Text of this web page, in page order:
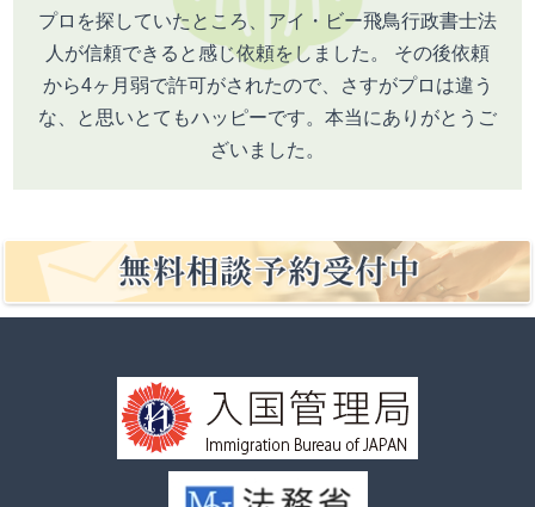
プロを探していたところ、アイ・ビー飛鳥行政書士法
人が信頼できると感じ依頼をしました。 その後依頼
から4ヶ月弱で許可がされたので、さすがプロは違う
な、と思いとてもハッピーです。本当にありがとうご
ざいました。